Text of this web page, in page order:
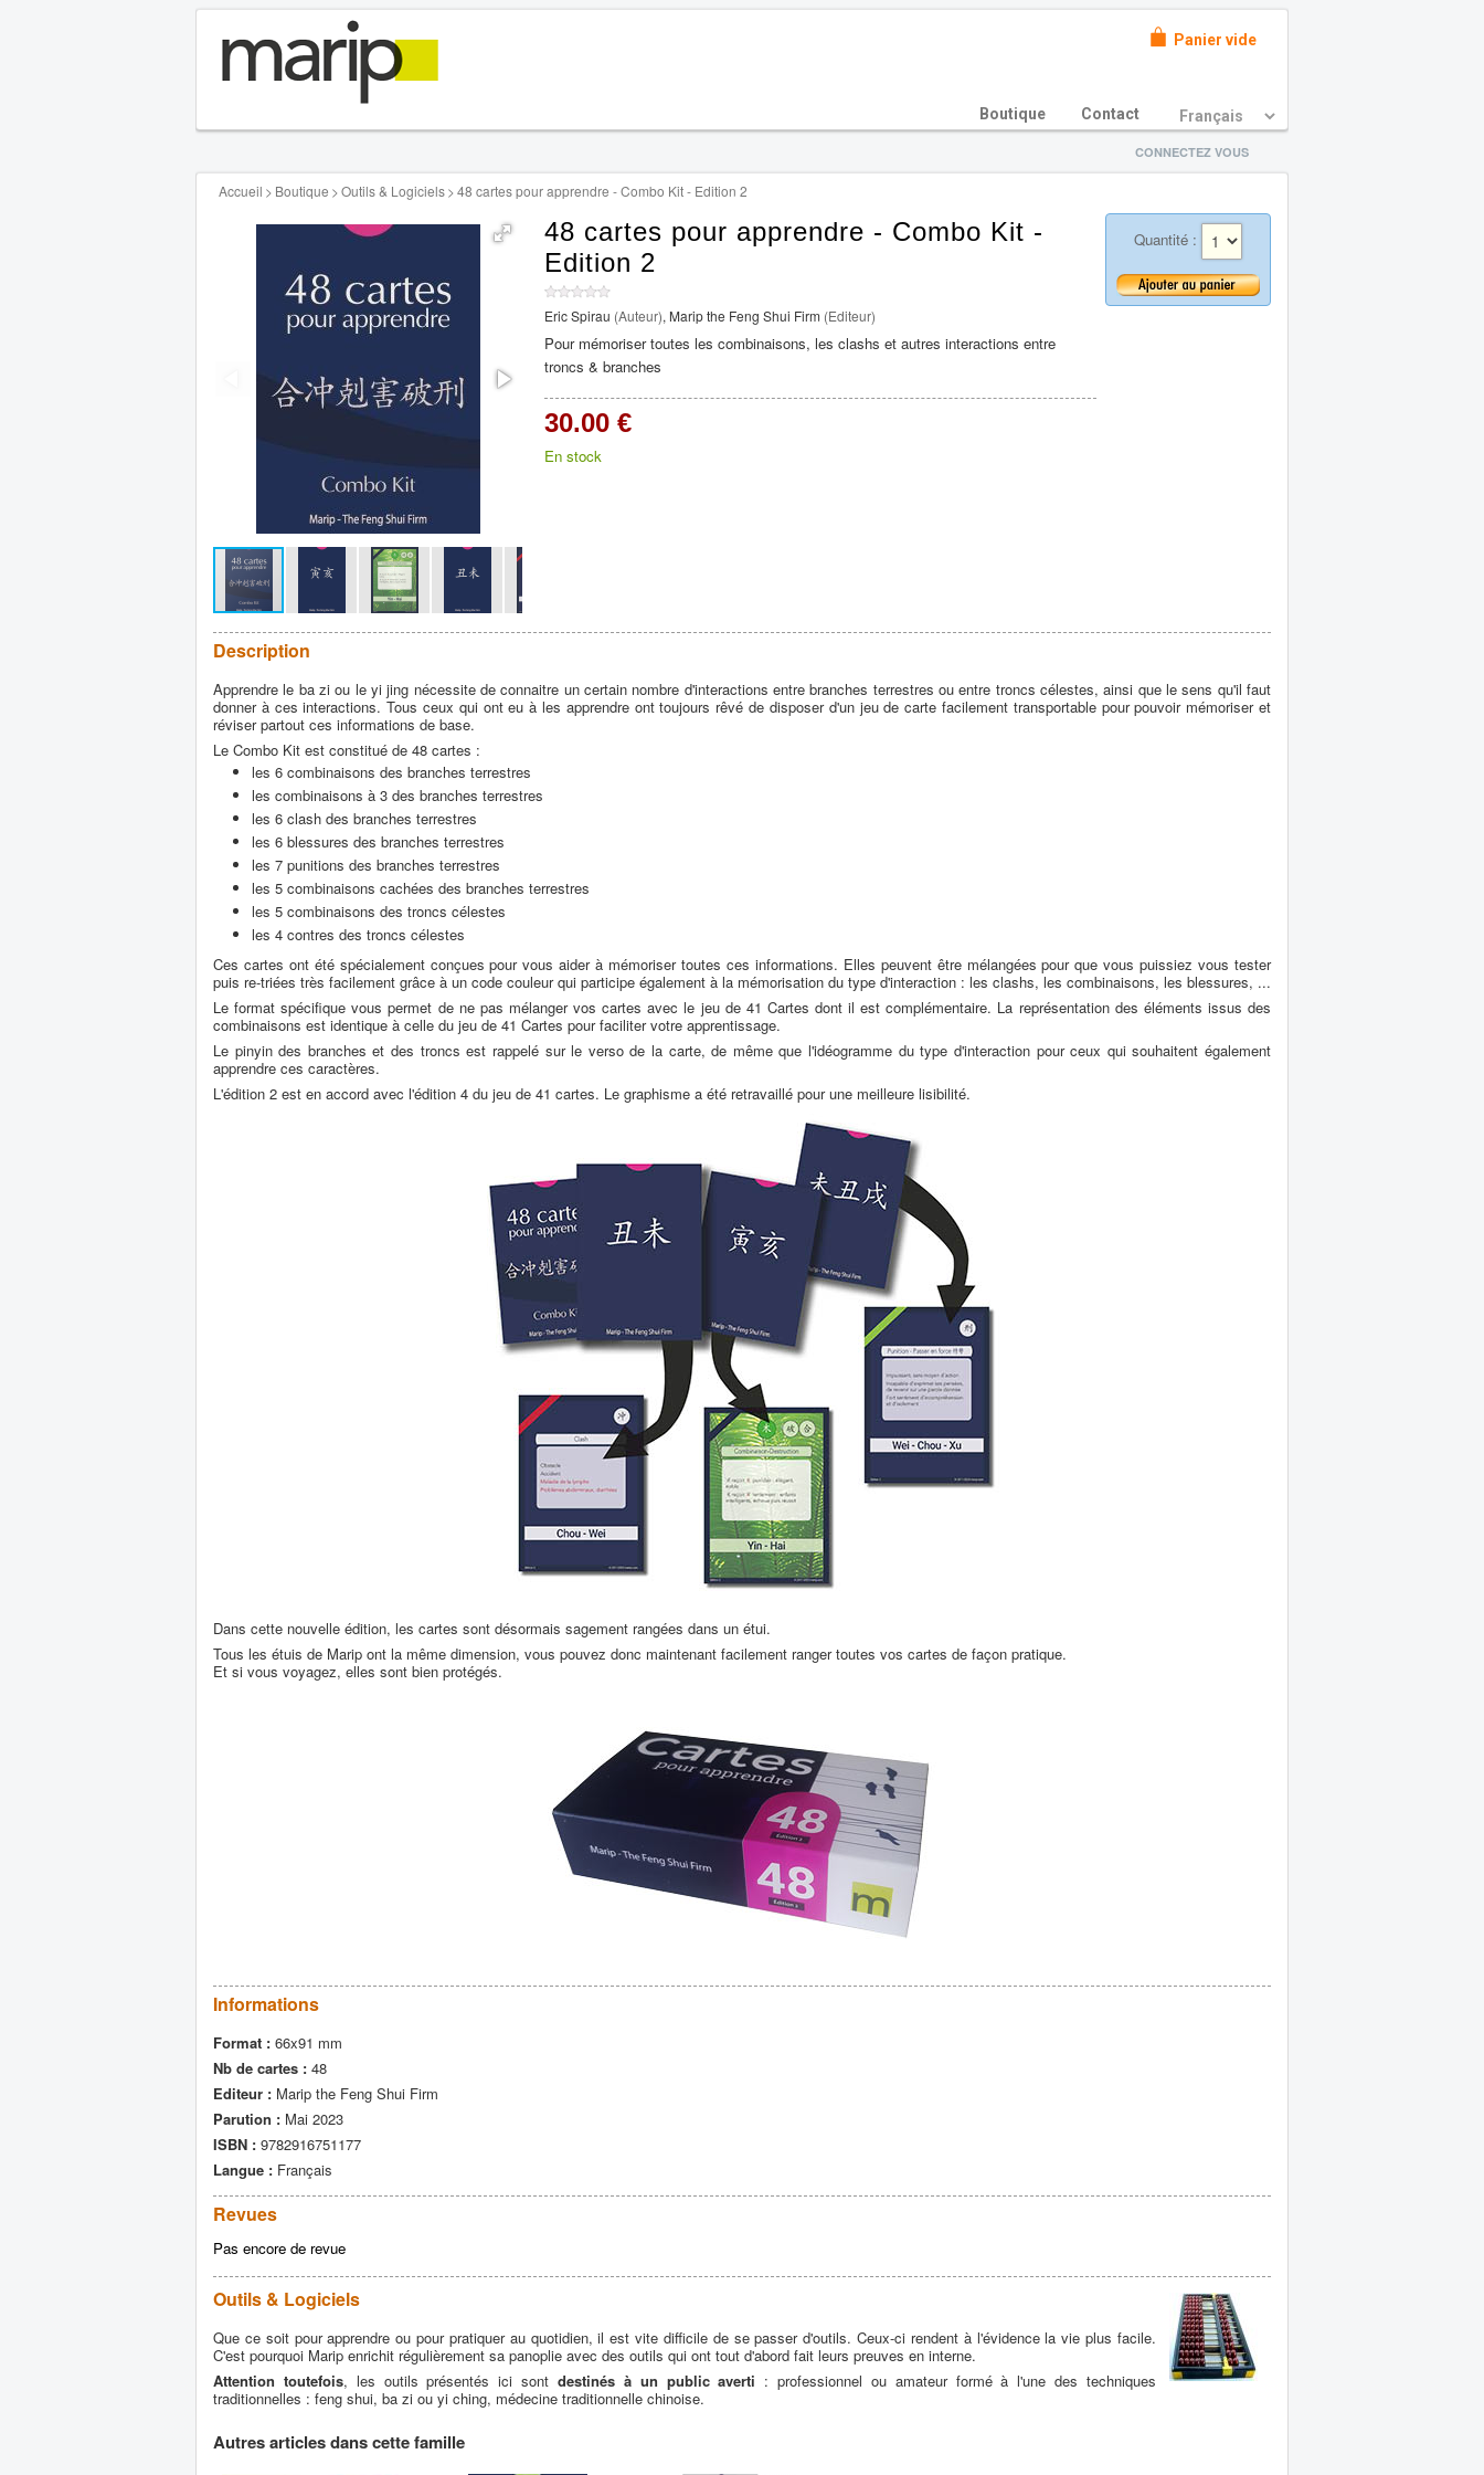
Panier vide
Boutique Contact
CONNECTEZ VOUS
Accueil > Boutique >Outils & Logiciels>48 cartes pour apprendre - Combo Kit - Edition 2
48 cartes pour apprendre - Combo Kit -
Edition 2
Eric Spirau (Auteur), Marip the Feng Shui Firm (Editeur)
Pour mémoriser toutes les combinaisons, les clashs et autres interactions entre
troncs & branches
30.00 €
En stock
Quantité :
Description
Apprendre le ba zi ou le yi jing nécessite de connaitre un certain nombre d'interactions entre branches terrestres ou entre troncs célestes, ainsi que le sens qu'il faut
donner à ces interactions. Tous ceux qui ont eu à les apprendre ont toujours rêvé de disposer d'un jeu de carte facilement transportable pour pouvoir mémoriser et
réviser partout ces informations de base.
Le Combo Kit est constitué de 48 cartes :
les 6 combinaisons des branches terrestres
les combinaisons à 3 des branches terrestres
les 6 clash des branches terrestres
les 6 blessures des branches terrestres
les 7 punitions des branches terrestres
les 5 combinaisons cachées des branches terrestres
les 5 combinaisons des troncs célestes
les 4 contres des troncs célestes
Ces cartes ont été spécialement conçues pour vous aider à mémoriser toutes ces informations. Elles peuvent être mélangées pour que vous puissiez vous tester
puis re-triées très facilement grâce à un code couleur qui participe également à la mémorisation du type d'interaction : les clashs, les combinaisons, les blessures, ...
Le format spécifique vous permet de ne pas mélanger vos cartes avec le jeu de 41 Cartes dont il est complémentaire. La représentation des éléments issus des
combinaisons est identique à celle du jeu de 41 Cartes pour faciliter votre apprentissage.
Le pinyin des branches et des troncs est rappelé sur le verso de la carte, de même que l'idéogramme du type d'interaction pour ceux qui souhaitent également
apprendre ces caractères.
L'édition 2 est en accord avec l'édition 4 du jeu de 41 cartes. Le graphisme a été retravaillé pour une meilleure lisibilité.
Dans cette nouvelle édition, les cartes sont désormais sagement rangées dans un étui.
Tous les étuis de Marip ont la même dimension, vous pouvez donc maintenant facilement ranger toutes vos cartes de façon pratique.
Et si vous voyagez, elles sont bien protégés.
Informations
Format : 66x91 mm
Nb de cartes : 48
Editeur : Marip the Feng Shui Firm
Parution : Mai 2023
ISBN : 9782916751177
Langue : Français
Revues
Pas encore de revue
Outils & Logiciels
Que ce soit pour apprendre ou pour pratiquer au quotidien, il est vite difficile de se passer d'outils. Ceux-ci rendent à l'évidence la vie plus facile.
C'est pourquoi Marip enrichit régulièrement sa panoplie avec des outils qui ont tout d'abord fait leurs preuves en interne.
Attention toutefois, les outils présentés ici sont destinés à un public averti : professionnel ou amateur formé à l'une des techniques
traditionnelles : feng shui, ba zi ou yi ching, médecine traditionnelle chinoise.
Autres articles dans cette famille